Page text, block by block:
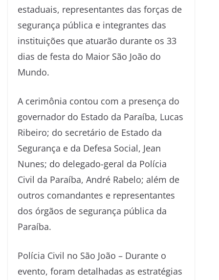
estaduais, representantes das forças de
segurança pública e integrantes das
instituições que atuarão durante os 33
dias de festa do Maior São João do
Mundo.
A cerimônia contou com a presença do
governador do Estado da Paraíba, Lucas
Ribeiro; do secretário de Estado da
Segurança e da Defesa Social, Jean
Nunes; do delegado-geral da Polícia
Civil da Paraíba, André Rabelo; além de
outros comandantes e representantes
dos órgãos de segurança pública da
Paraíba.
Polícia Civil no São João – Durante o
evento, foram detalhadas as estratégias